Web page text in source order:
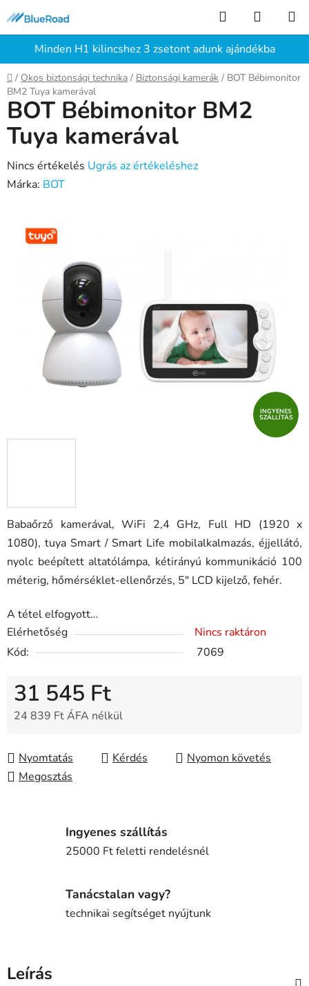
fő
tartalomhozMinden H1 kilincshez 3 zsetont adunk ajándékba
KeresésKOSÁR
Kezdőlap
/ Okos biztonsági technika / Biztonsági kamerák / BOT Bébimonitor
BM2 Tuya kamerával
Babaőrző kamerával, WiFi 2,4 GHz, Full HD (1920 x
1080), tuya Smart / Smart Life mobilalkalmazás,éjjellátó,
nyolc beépített altatólámpa, kétirányú kommunikáció 100
méterig, hőmérséklet-ellenőrzés, 5" LCD kijelző, fehér.
A tétel elfogyott…
Elérhetőség
Nincs raktáron
Kód:
7069
31 545 Ft
24 839 Ft ÁFA nélkül
Nyomtatás
Kérdés
Nyomon követés
Megosztás
BOT Bébimonitor BM2
Tuya kamerával
A
termék
Nincs értékelés Ugrás az értékeléshez
Márka: BOT
INGYENES
SZÁLLÍTÁS
Ingyenes szállítás
25000 Ft feletti rendelésnél
Tanácstalan vagy?
technikai segítséget nyújtunk
Leírás